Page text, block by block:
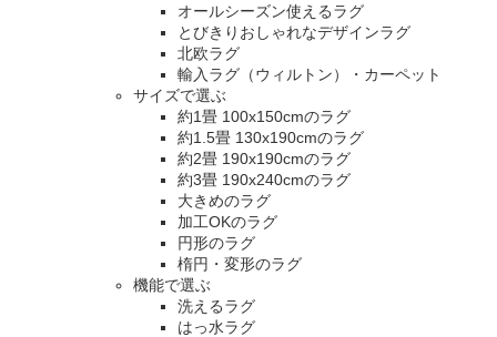
オールシーズン使えるラグ
とびきりおしゃれなデザインラグ
北欧ラグ
輸入ラグ（ウィルトン）・カーペット
サイズで選ぶ
約1畳 100x150cmのラグ
約1.5畳 130x190cmのラグ
約2畳 190x190cmのラグ
約3畳 190x240cmのラグ
大きめのラグ
加工OKのラグ
円形のラグ
楕円・変形のラグ
機能で選ぶ
洗えるラグ
はっ水ラグ